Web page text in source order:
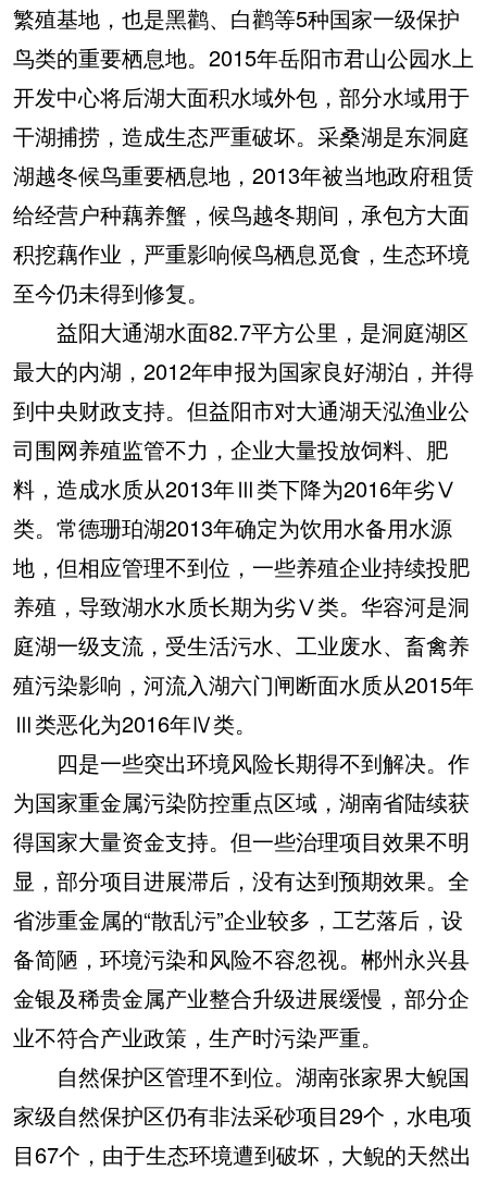
繁殖基地，也是黑鹳、白鹳等5种国家一级保护
鸟类的重要栖息地。2015年岳阳市君山公园水上
开发中心将后湖大面积水域外包，部分水域用于
干湖捕捞，造成生态严重破坏。采桑湖是东洞庭
湖越冬候鸟重要栖息地，2013年被当地政府租赁
给经营户种藕养蟹，候鸟越冬期间，承包方大面
积挖藕作业，严重影响候鸟栖息觅食，生态环境
至今仍未得到修复。
益阳大通湖水面82.7平方公里，是洞庭湖区
最大的内湖，2012年申报为国家良好湖泊，并得
到中央财政支持。但益阳市对大通湖天泓渔业公
司围网养殖监管不力，企业大量投放饲料、肥
料，造成水质从2013年Ⅲ类下降为2016年劣Ⅴ
类。常德珊珀湖2013年确定为饮用水备用水源
地，但相应管理不到位，一些养殖企业持续投肥
养殖，导致湖水水质长期为劣Ⅴ类。华容河是洞
庭湖一级支流，受生活污水、工业废水、畜禽养
殖污染影响，河流入湖六门闸断面水质从2015年
Ⅲ类恶化为2016年Ⅳ类。
四是一些突出环境风险长期得不到解决。 作
为国家重金属污染防控重点区域，湖南省陆续获
得国家大量资金支持。但一些治理项目效果不明
显，部分项目进展滞后，没有达到预期效果。全
省涉重金属的“散乱污”企业较多，工艺落后，设
备简陋，环境污染和风险不容忽视。郴州永兴县
金银及稀贵金属产业整合升级进展缓慢，部分企
业不符合产业政策，生产时污染严重。
自然保护区管理不到位。湖南张家界大鲵国
家级自然保护区仍有非法采砂项目29个，水电项
目67个，由于生态环境遭到破坏，大鲵的天然出